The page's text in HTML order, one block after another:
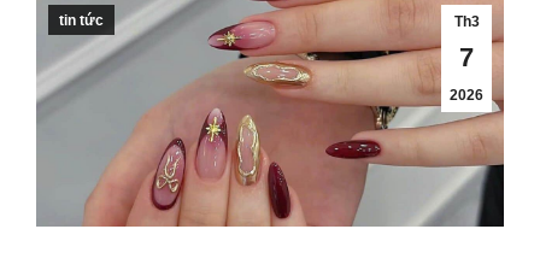
Th3
7
2026
tin tức